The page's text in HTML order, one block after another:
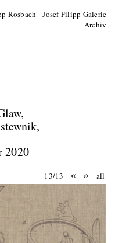
Rosbach Josef Filipp Galerie
Archiv
2020
13/13 « » all